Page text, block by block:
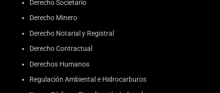
Derecho Societario
Derecho Minero
Derecho Notarial y Registral
Derecho Contractual
Derechos Humanos
Regulación Ambiental e Hidrocarburos